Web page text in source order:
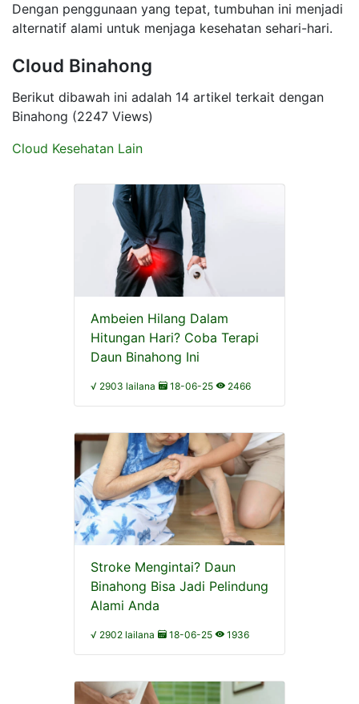
Dengan penggunaan yang tepat, tumbuhan ini menjadi
alternatif alami untuk menjaga kesehatan sehari-hari.
Cloud Binahong
Berikut dibawah ini adalah 14 artikel terkait dengan
Binahong (2247 Views)
Cloud Kesehatan Lain
Ambeien Hilang Dalam
Hitungan Hari? Coba Terapi
Daun Binahong Ini
√ 2903 lailana 18-06-25 2466
Stroke Mengintai? Daun
Binahong Bisa Jadi Pelindung
Alami Anda
√ 2902 lailana 18-06-25 1936